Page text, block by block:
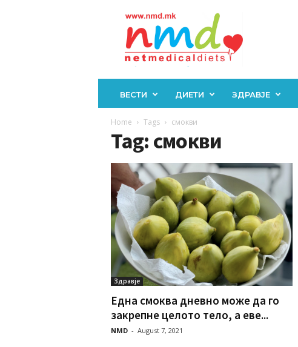
ВЕСТИ ДИЕТИ ЗДРАВЈЕ
Home Tags смокви
Tag: смокви
Здравје
Една смоква дневно може да го
закрепне целото тело, а еве...
NMD - August 7, 2021